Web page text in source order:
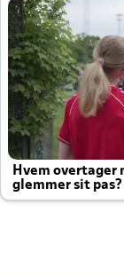
Hvem overtager
glemmer sit
altid til efter